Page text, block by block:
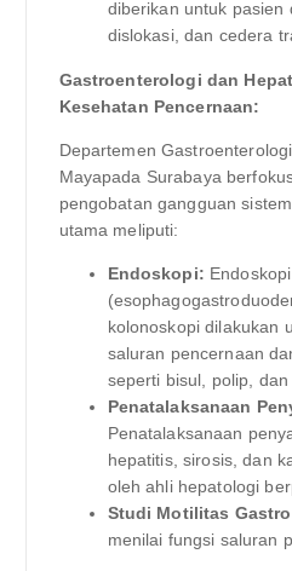
diberikan untuk pasien
dislokasi, dan cedera
Gastroenterologi dan
Kesehatan Pencernaan:
Departemen
Mayapada Surabaya
pengobatan gangguan
utama meliputi:
Endoskopi:
kolonoskopi dilakukan
saluran pencernaan
seperti bisul, polip, dan
Penatalaksanaan
Penatalaksanaan
hepatitis, sirosis, dan
oleh ahli hepatologi
Studi Motilitas
menilai fungsi saluran